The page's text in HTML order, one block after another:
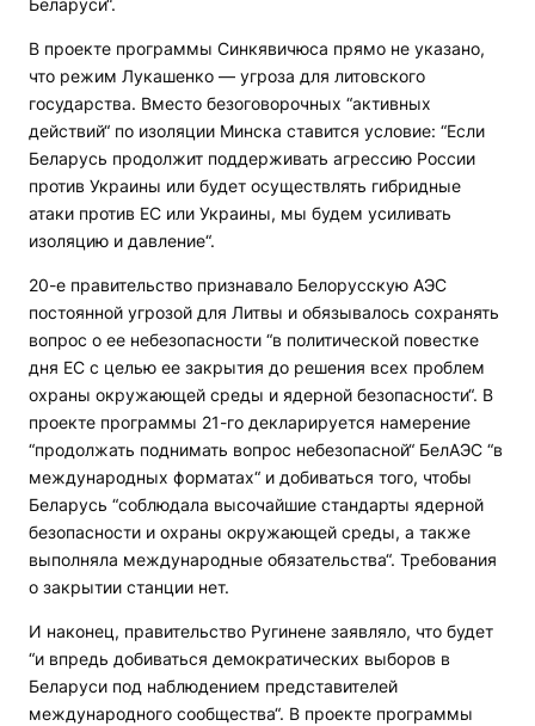
Беларуси“.
В проекте программы Синкявичюса прямо не указано,
что режим Лукашенко — угроза для литовского
государства. Вместо безоговорочных “активных
действий“ по изоляции Минска ставится условие: “Если
Беларусь продолжит поддерживать агрессию России
против Украины или будет осуществлять гибридные
атаки против ЕС или Украины, мы будем усиливать
изоляцию и давление“.
20-е правительство признавало Белорусскую АЭС
постоянной угрозой для Литвы и обязывалось сохранять
вопрос о ее небезопасности “в политической повестке
дня ЕС с целью ее закрытия до решения всех проблем
охраны окружающей среды и ядерной безопасности“. В
проекте программы 21-го декларируется намерение
“продолжать поднимать вопрос небезопасной“ БелАЭС “в
международных форматах“ и добиваться того, чтобы
Беларусь “соблюдала высочайшие стандарты ядерной
безопасности и охраны окружающей среды, а также
выполняла международные обязательства“. Требования
о закрытии станции нет.
И наконец, правительство Ругинене заявляло, что будет
“и впредь добиваться демократических выборов в
Беларуси под наблюдением представителей
международного сообщества“. В проекте программы